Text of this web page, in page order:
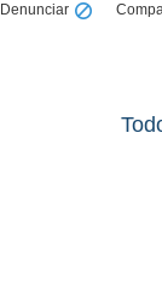
Denunciar